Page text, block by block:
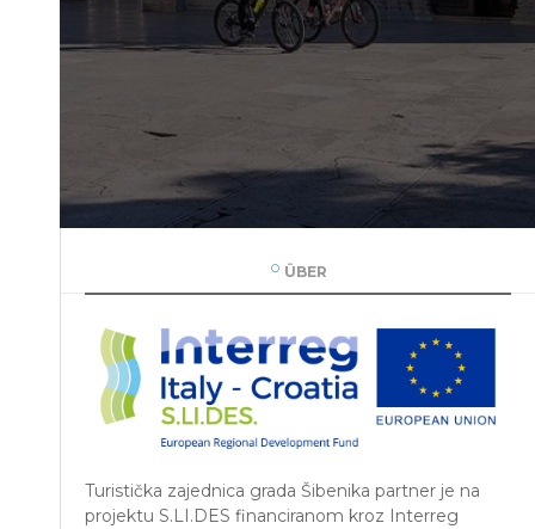
ÜBER
Turistička zajednica grada Šibenika partner je na
projektu S.LI.DES financiranom kroz Interreg